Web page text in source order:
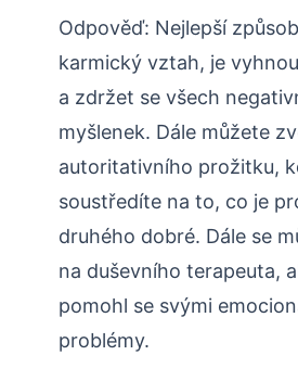
Odpověď: Nejlepší
karmický vztah, je
a zdržet se všech
myšlenek. Dále můžete
autoritativního prožitku,
soustředíte na to, co je
druhého dobré. Dále se
na duševního terapeuta,
pomohl se svými
problémy.